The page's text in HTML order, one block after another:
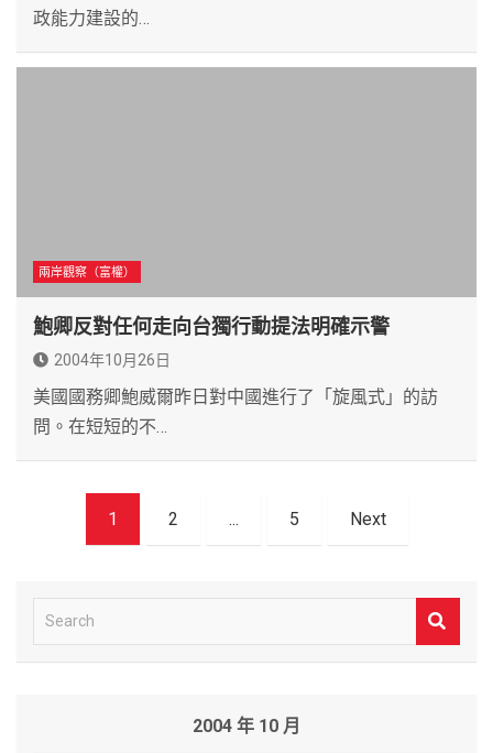
政能力建設的…
兩岸觀察（富權）
鮑卿反對任何走向台獨行動提法明確示警
2004年10月26日
美國國務卿鮑威爾昨日對中國進行了「旋風式」的訪
問。在短短的不…
1 2 ... 5 Next
e
2004 年 10 月